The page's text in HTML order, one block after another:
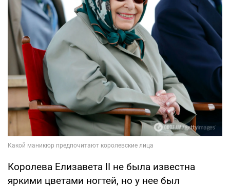
Королева Елизавета II не была известна
яркими цветами ногтей, но у нее был